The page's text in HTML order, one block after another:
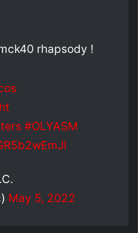
rhapsody !
#OLYASM
May 5, 2022